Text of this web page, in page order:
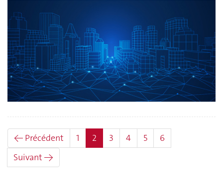
← Précédent 1 2 (actuel)
3 4 5
6
Suivant →